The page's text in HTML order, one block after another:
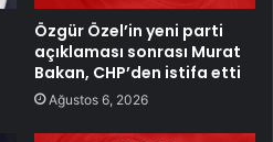
Özgür Özel’in yeni parti
açıklaması sonrası Murat
Bakan, CHP’den istifa etti
Ağustos 6, 2026